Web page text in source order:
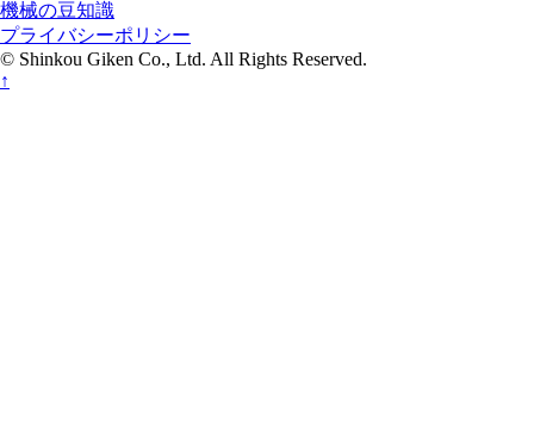
機械の豆知識
プライバシーポリシー
© Shinkou Giken Co., Ltd. All Rights Reserved.
↑